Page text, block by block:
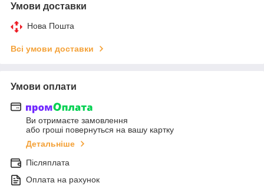
Умови доставки
Нова Пошта
Всі умови доставки
Умови оплати
Ви отримаєте замовлення
або гроші повернуться на вашу картку
Детальніше
Післяплата
Оплата на рахунок